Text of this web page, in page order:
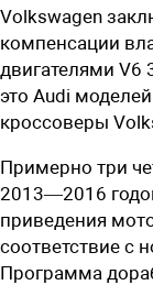
Volkswagen
компенсации
двигателями V6
это Audi
кроссоверы
Примерно три
2013—2016
приведения
соответствие с
Программа